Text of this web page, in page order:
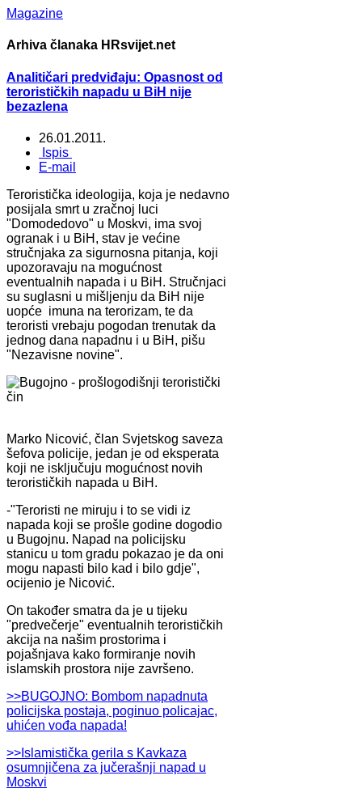
Magazine
Arhiva članaka HRsvijet.net
Analitičari predviđaju: Opasnost od
terorističkih napadu u BiH nije
bezazlena
26.01.2011.
Ispis
E-mail
Teroristička ideologija, koja je nedavno
posijala smrt u zračnoj luci
"Domodedovo" u Moskvi, ima svoj
ogranak i u BiH, stav je većine
stručnjaka za sigurnosna pitanja, koji
upozoravaju na mogućnost
eventualnih napada i u BiH. Stručnjaci
su suglasni u mišljenju da BiH nije
uopće imuna na terorizam, te da
teroristi vrebaju pogodan trenutak da
jednog dana napadnu i u BiH, pišu
"Nezavisne novine".
Marko Nicović, član Svjetskog saveza
šefova policije, jedan je od eksperata
koji ne isključuju mogućnost novih
terorističkih napada u BiH.
-"Teroristi ne miruju i to se vidi iz
napada koji se prošle godine dogodio
u Bugojnu. Napad na policijsku
stanicu u tom gradu pokazao je da oni
mogu napasti bilo kad i bilo gdje",
ocijenio je Nicović.
On također smatra da je u tijeku
"predvečerje" eventualnih terorističkih
akcija na našim prostorima i
pojašnjava kako formiranje novih
islamskih prostora nije završeno.
>>BUGOJNO: Bombom napadnuta
policijska postaja, poginuo policajac,
uhićen vođa napada!
>>Islamistička gerila s Kavkaza
osumnjičena za jučerašnji napad u
Moskvi